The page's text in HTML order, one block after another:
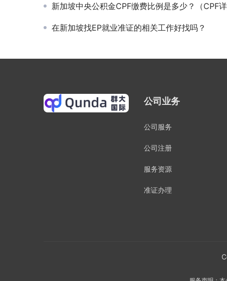
新加坡中央公积金CPF缴费比例是多少？（CPF详
在新加坡找EP就业准证的相关工作好找吗？
公司业务
公司服务
公司注册
服务资源
准证办理